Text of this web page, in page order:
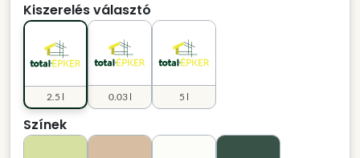
Kiszerelés választó
0.03 l
2.5 l 5 l
Színek